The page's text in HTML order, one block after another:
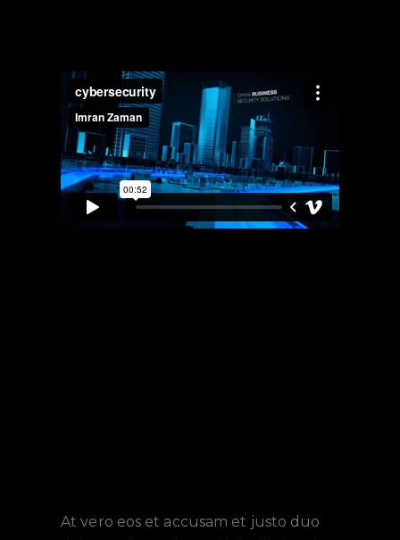
At vero eos et accusam et justo duo